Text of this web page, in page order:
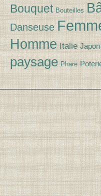
Bouquet Bouteilles
Danseuse
Homme Italie Japon
paysage Phare